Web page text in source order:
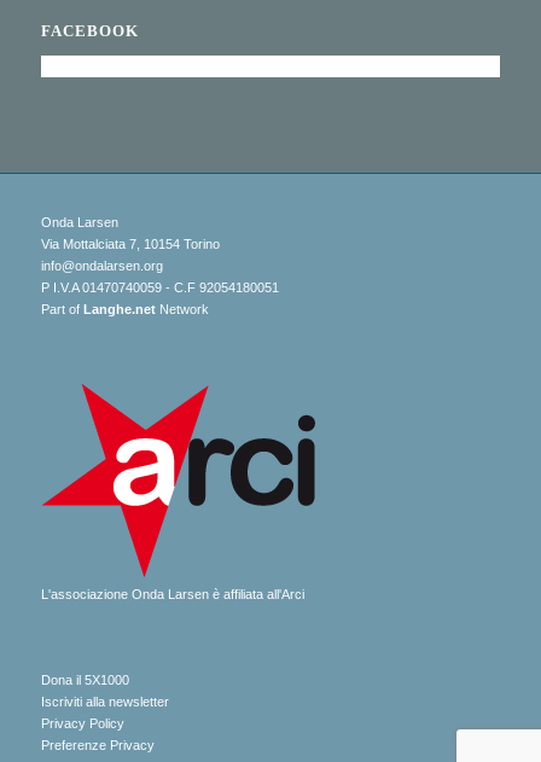
FACEBOOK
Onda Larsen
Via Mottalciata 7, 10154 Torino
info@ondalarsen.org
P I.V.A 01470740059 - C.F 92054180051
Part of Langhe.netNetwork
L'associazione Onda Larsen è affiliata all'Arci
Dona il 5X1000
Iscriviti alla newsletter
Privacy Policy
Preferenze Privacy